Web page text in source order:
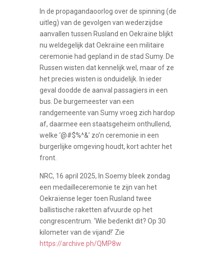
In de propagandaoorlog over de spinning (de
uitleg) van de gevolgen van wederzijdse
aanvallen tussen Rusland en Oekraïne blijkt
nu weldegelijk dat Oekraïne een militaire
ceremonie had gepland in de stad Sumy. De
Russen wisten dat kennelijk wel, maar of ze
het precies wisten is onduidelijk. In ieder
geval doodde de aanval passagiers in een
bus. De burgemeester van een
randgemeente van Sumy vroeg zich hardop
af, daarmee een staatsgeheim onthullend,
welke ‘@#$%^&’ zo’n ceremonie in een
burgerlijke omgeving houdt, kort achter het
front.
NRC, 16 april 2025, In Soemy bleek zondag
een medailleceremonie te zijn van het
Oekraïense leger toen Rusland twee
ballistische raketten afvuurde op het
congrescentrum. ‘Wie bedenkt dit? Op 30
kilometer van de vijand!’ Zie
https://archive.ph/QMP8w